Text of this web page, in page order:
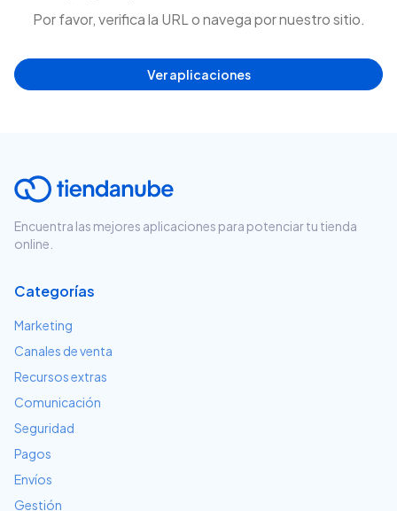
Por favor, verifica la URL o navega por nuestro sitio.
Ver aplicaciones
Encuentra las mejores aplicaciones para potenciar tu tienda
online.
Categorías
Marketing
Canales de venta
Recursos extras
Comunicación
Seguridad
Pagos
Envíos
Gestión